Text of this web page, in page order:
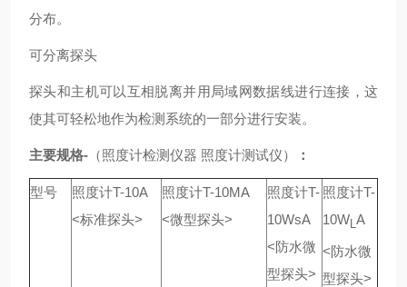
分布。
可分离探头
探头和主机可以互相脱离并用局域网数据线进行连接，这
使其可轻松地作为检测系统的一部分进行安装。
主要规格- （照度计检测仪器 照度计测试仪） ：
型号
照度计T-10A
<标准探头>
照度计T-10MA
<微型探头>
照度计T-
10WsA
<防水微
型探头>
照度计T-
10WLA
<防水微
型探头>